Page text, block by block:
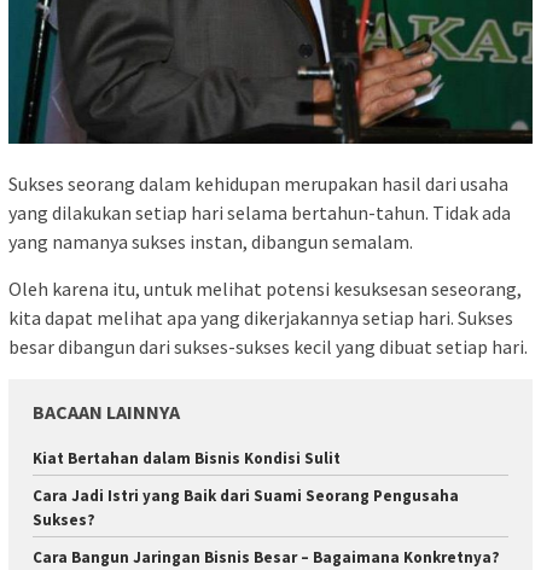
Sukses seorang dalam kehidupan merupakan hasil dari usaha
yang dilakukan setiap hari selama bertahun-tahun. Tidak ada
yang namanya sukses instan, dibangun semalam.
Oleh karena itu, untuk melihat potensi kesuksesan seseorang,
kita dapat melihat apa yang dikerjakannya setiap hari. Sukses
besar dibangun dari sukses-sukses kecil yang dibuat setiap hari.
BACAAN LAINNYA
Kiat Bertahan dalam Bisnis Kondisi Sulit
Cara Jadi Istri yang Baik dari Suami Seorang Pengusaha
Sukses?
Cara Bangun Jaringan Bisnis Besar – Bagaimana Konkretnya?